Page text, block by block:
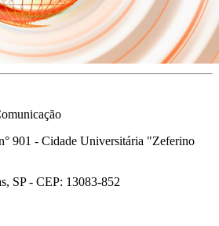
901 - Cidade Universitária "Zeferino
SP - CEP: 13083-852